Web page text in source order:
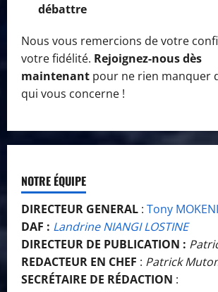
débattre
Nous vous remercions de votre
votre fidélité. Rejoignez-nous dès
maintenant pour ne rien manquer
qui vous concerne !
NOTRE ÉQUIPE
DIRECTEUR GENERAL : Tony MOKENI
DAF : Landrine NIANGI LOSTINE
DIRECTEUR DE PUBLICATION :
REDACTEUR EN CHEF : Patrick
SECRÉTAIRE DE RÉDACTION :